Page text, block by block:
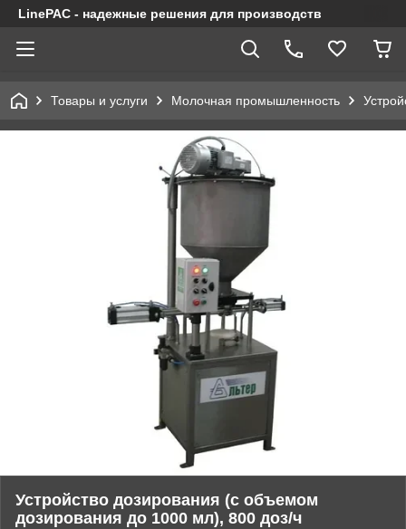
LinePAC - надежные решения для производств
Товары и услуги Молочная промышленность
Устройство дозирования (с объемом
дозирования до 1000 мл), 800 доз/ч